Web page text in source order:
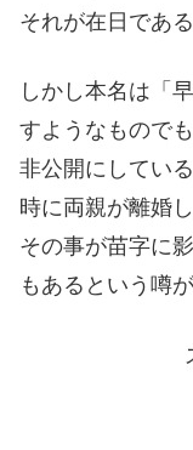
それが在日であ
しかし本名は「
すようなもので
非公開にしてい
時に両親が離婚
その事が苗字に
もあるという噂